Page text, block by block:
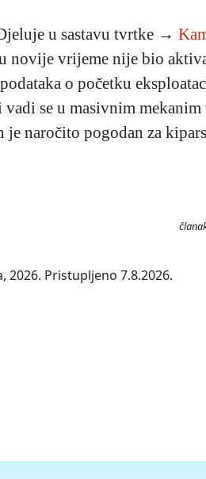
u sastavu tvrtke →
novije vrijeme nije bio
o početku
vadi se u masivnim
naročito pogodan za
2026. Pristupljeno 7.8.2026.